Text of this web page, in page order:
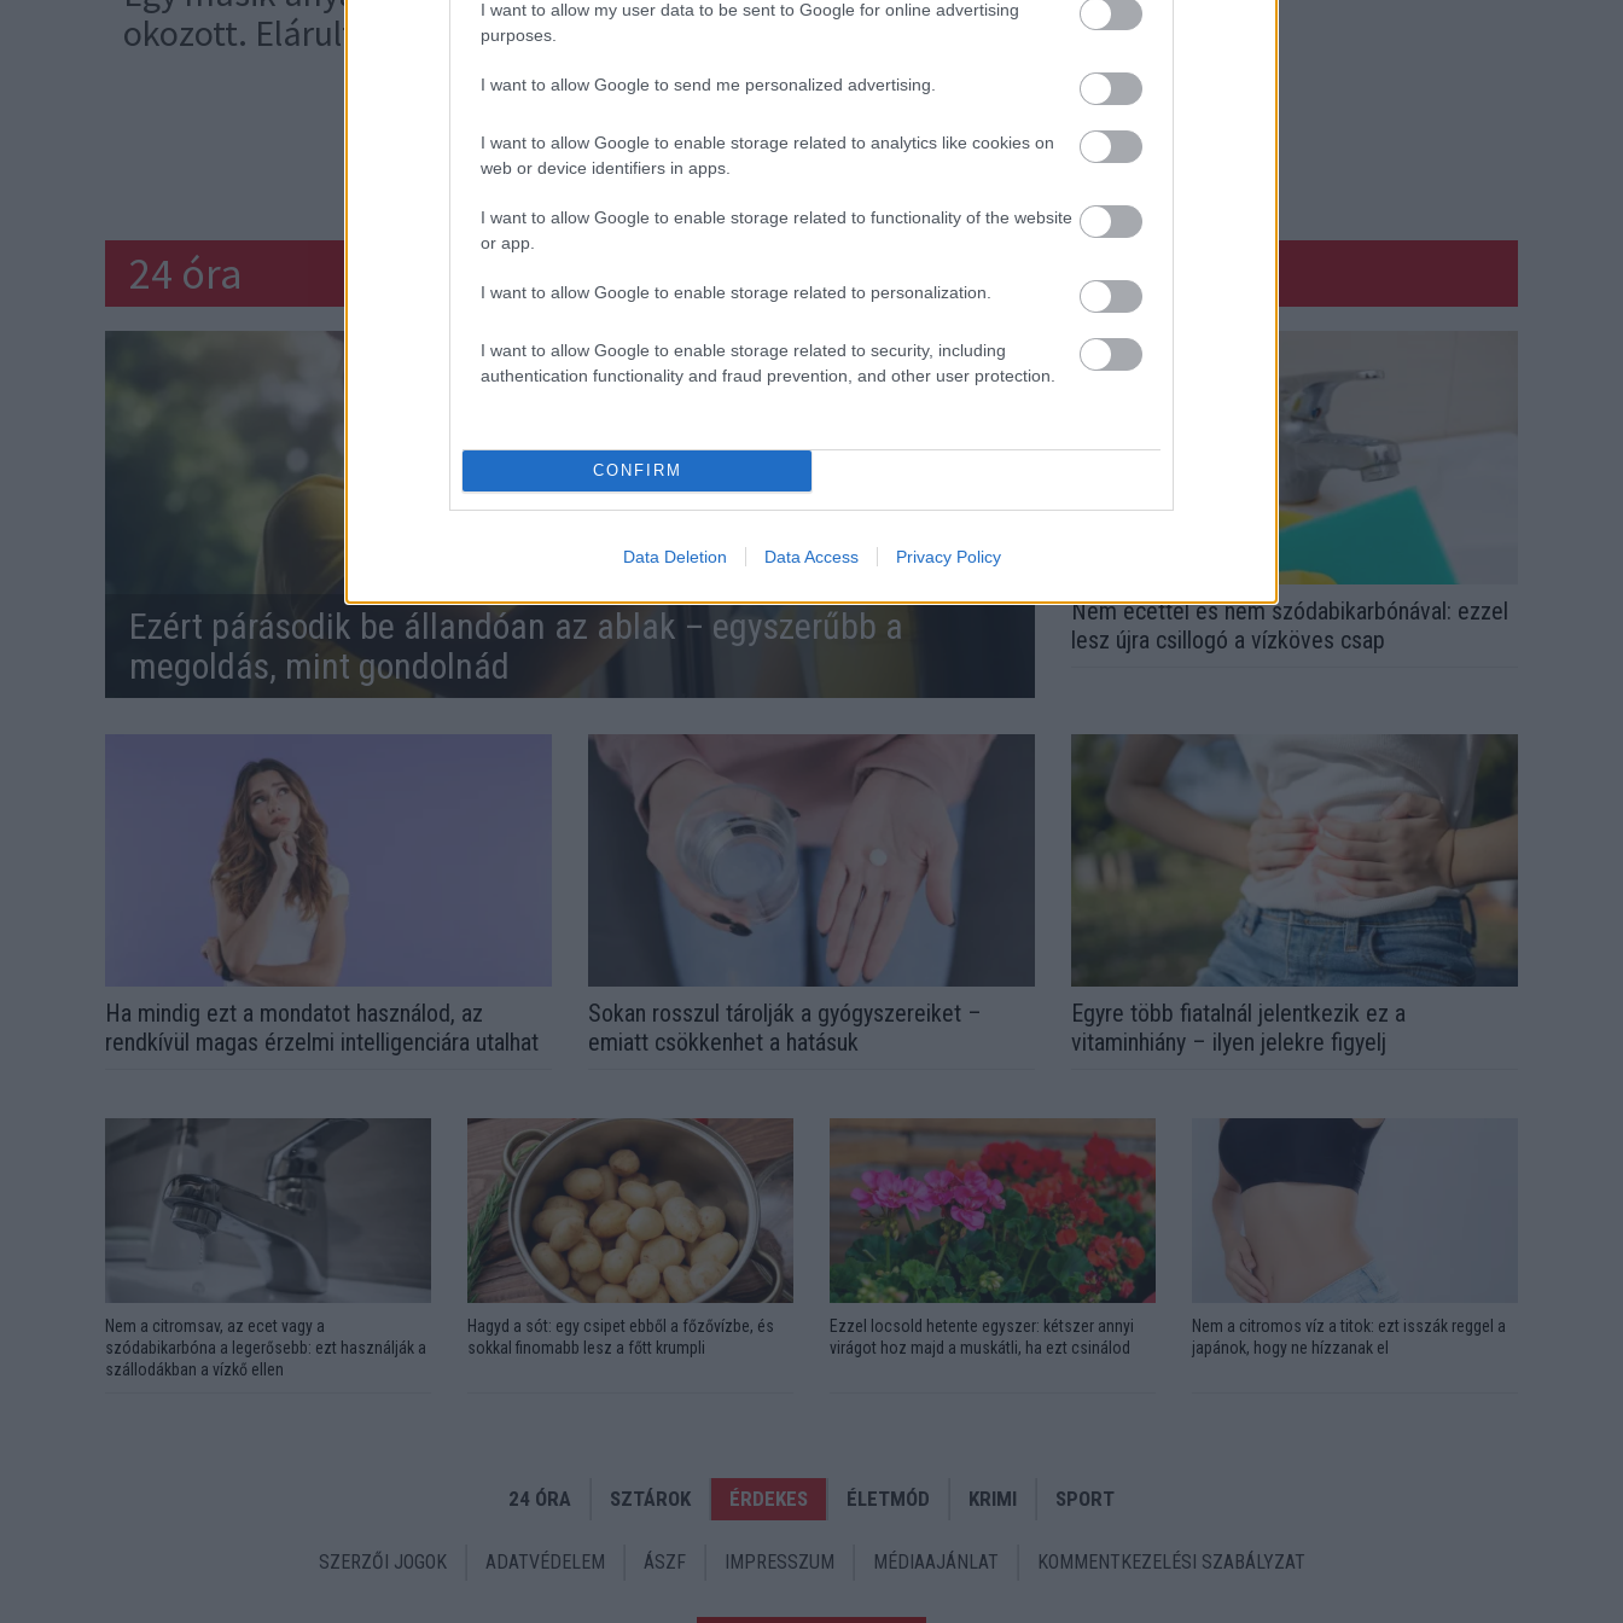
I want to allow my user data to be sent to Google for online advertising
purposes.
I want to allow Google to send me personalized advertising.
I want to allow Google to enable storage related to analytics like cookies on
web or device identifiers in apps.
I want to allow Google to enable storage related to functionality of the website
or app.
I want to allow Google to enable storage related to personalization.
I want to allow Google to enable storage related to security, including
authentication functionality and fraud prevention, and other user protection.
CONFIRM
Data Deletion Data Access Privacy Policy
okozott. Elárulta, mivel.
Lapozz a folytatásért!
BŰNÜGY GYILKOSSÁG
24 óra
Ezért párásodik be állandóan az ablak – egyszerűbb a
megoldás, mint gondolnád
Nem ecettel és nem szódabikarbónával: ezzel
lesz újra csillogó a vízköves csap
Ha mindig ezt a mondatot használod, az
rendkívül magas érzelmi intelligenciára utalhat
Sokan rosszul tárolják a gyógyszereiket –
emiatt csökkenhet a hatásuk
Egyre több fiatalnál jelentkezik ez a
vitaminhiány – ilyen jelekre figyelj
Nem a citromsav, az ecet vagy a
szódabikarbóna a legerősebb: ezt használják a
szállodákban a vízkő ellen
Hagyd a sót: egy csipet ebből a főzővízbe, és
sokkal finomabb lesz a főtt krumpli
Ezzel locsold hetente egyszer: kétszer annyi
virágot hoz majd a muskátli, ha ezt csinálod
Nem a citromos víz a titok: ezt isszák reggel a
japánok, hogy ne hízzanak el
24 ÓRA SZTÁROK ÉRDEKES ÉLETMÓD KRIMI SPORT
SZERZŐI JOGOK ADATVÉDELEM ÁSZF IMPRESSZUM MÉDIAAJÁNLAT KOMMENTKEZELÉSI SZABÁLYZAT